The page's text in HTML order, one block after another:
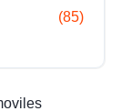
(85)